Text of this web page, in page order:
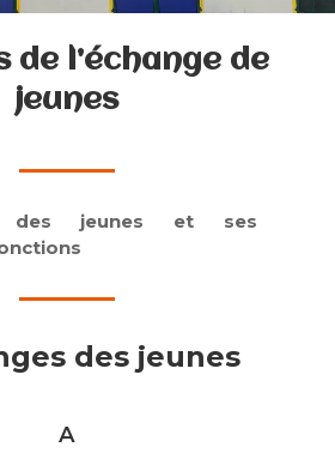
de l’échange de
jeunes
des jeunes et ses
des jeunes
A